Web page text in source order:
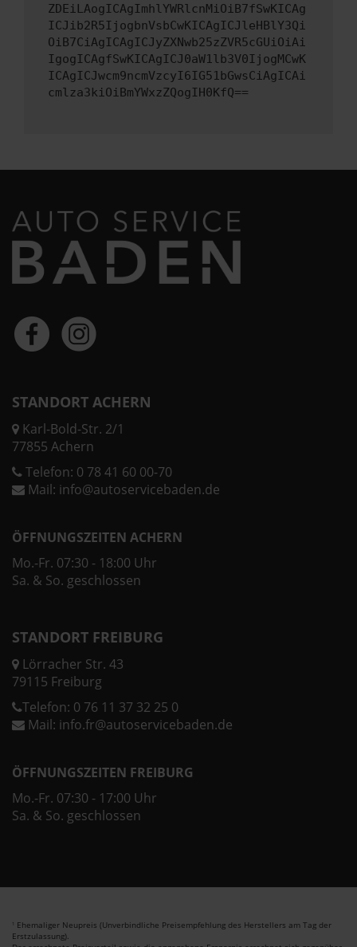
ZDEiLAogICAgImhlYWRlcnMiOiB7fSwKICAg
ICJib2R5IjogbnVsbCwKICAgICJleHBlY3Qi
OiB7CiAgICAgICJyZXNwb25zZVR5cGUiOiAi
IgogICAgfSwKICAgICJ0aW1lb3V0IjogMCwK
ICAgICJwcm9ncmVzcyI6IG51bGwsCiAgICAi
cmlza3kiOiBmYWxzZQogIH0KfQ==
STANDORT ACHERN
Karl-Bold-Str. 2/1
77855 Achern
Telefon: 0 78 41 60 00-70
Mail: info@autoservicebaden.de
ÖFFNUNGSZEITEN ACHERN
Mo.-Fr. 07:30 - 18:00 Uhr
Sa. & So. geschlossen
STANDORT FREIBURG
Lörracher Str. 43
79115 Freiburg
Telefon: 0 76 11 37 32 25 0
Mail: info.fr@autoservicebaden.de
ÖFFNUNGSZEITEN FREIBURG
Mo.-Fr. 07:30 - 17:00 Uhr
Sa. & So. geschlossen
1 Ehemaliger Neupreis (Unverbindliche Preisempfehlung des Herstellers am Tag der
Erstzulassung).